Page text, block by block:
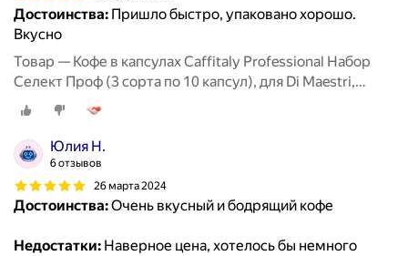
Достоинства: Пришло быстро, упаковано хорошо.
Вкусно
Товар — Кофе в капсулах Caffitaly Professional Набор
Селект Проф (3 сорта по 10 капсул), для Di Maestri,
Caffitaly, Paulig, Tchibo Cafissimo
Юлия Н.
6 отзывов
26 марта 2024
Достоинства:Очень вкусный и бодрящий кофе
Недостатки: Наверное цена, хотелось бы немного